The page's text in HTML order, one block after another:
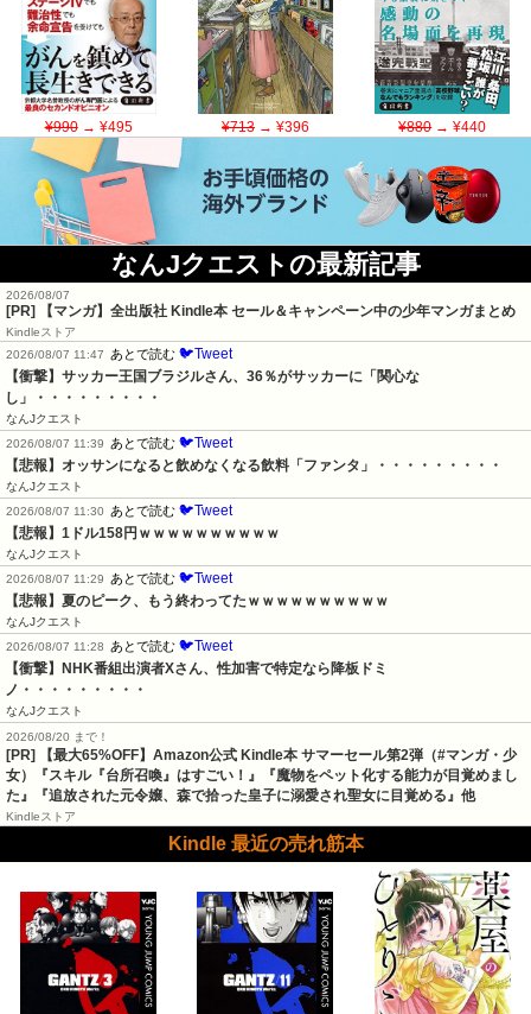
¥990→ ¥495 ¥713→ ¥396 ¥880→ ¥440
なんJクエストの最新記事
2026/08/07
[PR] 【マンガ】全出版社 Kindle本 セール＆キャンペーン中の少年マンガまとめ
Kindleストア
2026/08/07 11:47
あとで読む 🐦Tweet
【衝撃】サッカー王国ブラジルさん、36％がサッカーに「関心な
し」・・・・・・・・・
なんJクエスト
2026/08/07 11:39
あとで読む 🐦Tweet
【悲報】オッサンになると飲めなくなる飲料「ファンタ」・・・・・・・・・
なんJクエスト
2026/08/07 11:30
あとで読む 🐦Tweet
【悲報】1ドル158円ｗｗｗｗｗｗｗｗｗｗ
なんJクエスト
2026/08/07 11:29
あとで読む 🐦Tweet
【悲報】夏のピーク、もう終わってたｗｗｗｗｗｗｗｗｗｗ
なんJクエスト
2026/08/07 11:28
あとで読む 🐦Tweet
【衝撃】NHK番組出演者Xさん、性加害で特定なら降板ドミ
ノ・・・・・・・・・
なんJクエスト
2026/08/20 まで！
[PR]
【最大65%OFF】Amazon公式 Kindle本 サマーセール第2弾（#マンガ・少
女）『スキル『台所召喚』はすごい！』『魔物をペット化する能力が目覚めまし
た』『追放された元令嬢、森で拾った皇子に溺愛され聖女に目覚める』他
Kindleストア
Kindle 最近の売れ筋本